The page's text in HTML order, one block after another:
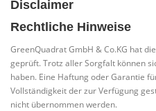
Disclaimer
Rechtliche Hinweise
GreenQuadrat GmbH & Co.KG hat
geprüft. Trotz aller Sorgfalt können
haben. Eine Haftung oder Garantie
Vollständigkeit der zur Verfügung
nicht übernommen werden.